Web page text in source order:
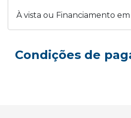
À vista ou Financiamento
Condições de